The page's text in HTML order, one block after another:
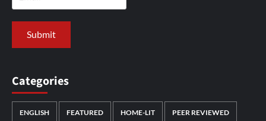
Categories
ENGLISH FEATURED HOME-LIT PEER REVIEWED